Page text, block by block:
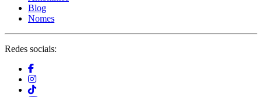
Blog
Nomes
Redes sociais: